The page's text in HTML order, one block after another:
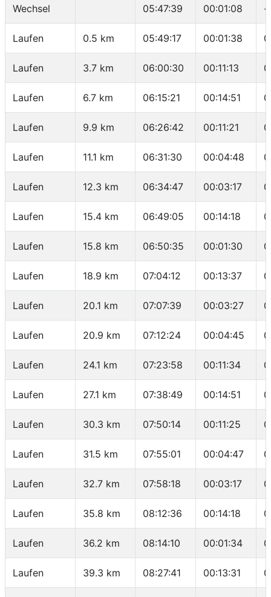
Wechsel 05:47:39 00:01:08 -
Laufen 0.5 km 05:49:17 00:01:38
Laufen 3.7 km 06:00:30 00:11:13
Laufen 6.7 km 06:15:21 00:14:51
Laufen 9.9 km 06:26:42 00:11:21
Laufen 11.1 km 06:31:30 00:04:48
Laufen 12.3 km 06:34:47 00:03:17
Laufen 15.4 km 06:49:05 00:14:18
Laufen 15.8 km 06:50:35 00:01:30
Laufen 18.9 km 07:04:12 00:13:37
Laufen 20.1 km 07:07:39 00:03:27
Laufen 20.9 km 07:12:24 00:04:45
Laufen 24.1 km 07:23:58 00:11:34
Laufen 27.1 km 07:38:49 00:14:51
Laufen 30.3 km 07:50:14 00:11:25
Laufen 31.5 km 07:55:01 00:04:47
Laufen 32.7 km 07:58:18 00:03:17
Laufen 35.8 km 08:12:36 00:14:18
Laufen 36.2 km 08:14:10 00:01:34
Laufen 39.3 km 08:27:41 00:13:31